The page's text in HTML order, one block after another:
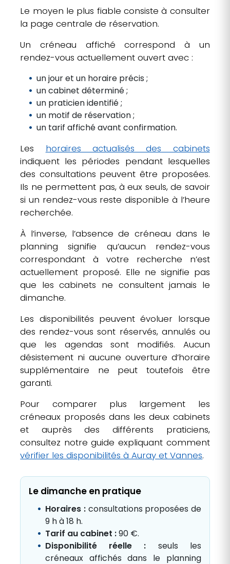
Le moyen le plus fiable consiste à consulter
la page centrale de réservation.
Un créneau affiché correspond à un
rendez-vous actuellement ouvert avec :
un jour et un horaire précis ;
un cabinet déterminé ;
un praticien identifié ;
un motif de réservation ;
un tarif affiché avant confirmation.
Les horaires actualisés des cabinets
indiquent les périodes pendant lesquelles
des consultations peuvent être proposées.
Ils ne permettent pas, à eux seuls, de savoir
si un rendez-vous reste disponible à l’heure
recherchée.
À l’inverse, l’absence de créneau dans le
planning signifie qu’aucun rendez-vous
correspondant à votre recherche n’est
actuellement proposé. Elle ne signifie pas
que les cabinets ne consultent jamais le
dimanche.
Les disponibilités peuvent évoluer lorsque
des rendez-vous sont réservés, annulés ou
que les agendas sont modifiés. Aucun
désistement ni aucune ouverture d’horaire
supplémentaire ne peut toutefois être
garanti.
Pour comparer plus largement les
créneaux proposés dans les deux cabinets
et auprès des différents praticiens,
consultez notre guide expliquant comment
vérifier les disponibilités à Auray et Vannes.
Le dimanche en pratique
Horaires :consultations proposées de
9 h à 18 h.
Tarif au cabinet :90 €.
Disponibilité réelle : seuls les
créneaux affichés dans le planning